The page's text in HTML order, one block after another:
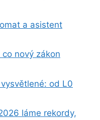
a asistent
nový zákon
od L0
láme rekordy,